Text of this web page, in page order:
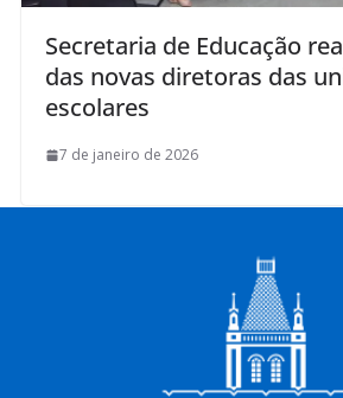
Secretaria de Educação
das novas diretoras das
escolares
7 de janeiro de 2026